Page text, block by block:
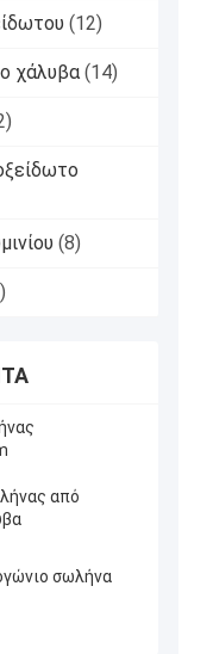
(12)
χάλυβα (14)
(8)
από
σωλήνα